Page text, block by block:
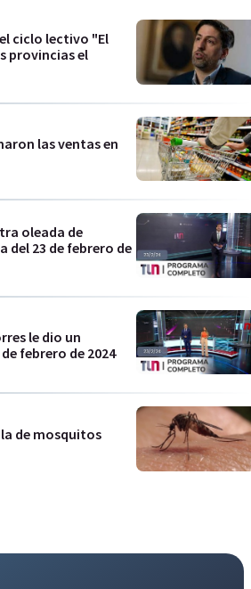
ciclo lectivo "El
provincias el
las ventas en
oleada de
del 23 de febrero de
le dio un
febrero de 2024
de mosquitos